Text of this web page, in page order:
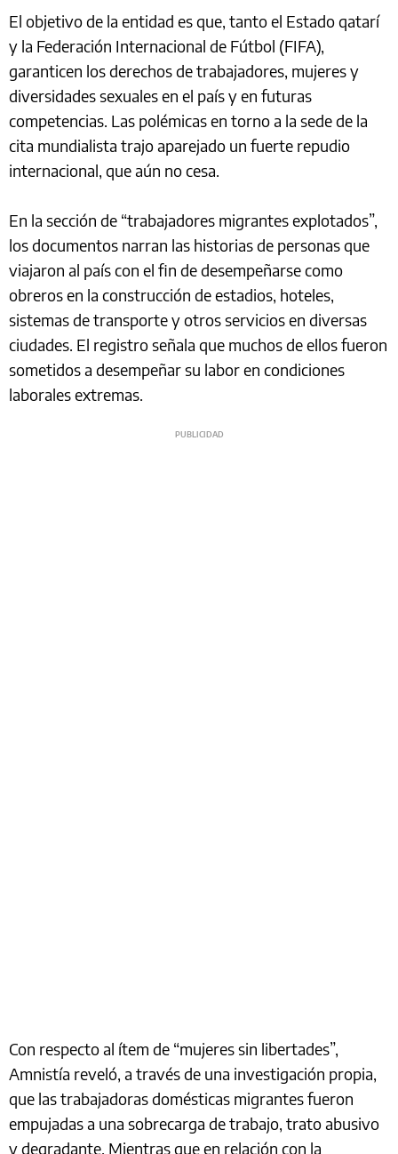
El objetivo de la entidad es que, tanto el Estado qatarí
y la Federación Internacional de Fútbol (FIFA),
garanticen los derechos de trabajadores, mujeres y
diversidades sexuales en el país y en futuras
competencias. Las polémicas en torno a la sede de la
cita mundialista trajo aparejado un fuerte repudio
internacional, que aún no cesa.
En la sección de “trabajadores migrantes explotados”,
los documentos narran las historias de personas que
viajaron al país con el fin de desempeñarse como
obreros en la construcción de estadios, hoteles,
sistemas de transporte y otros servicios en diversas
ciudades. El registro señala que muchos de ellos fueron
sometidos a desempeñar su labor en condiciones
laborales extremas.
Con respecto al ítem de “mujeres sin libertades”,
Amnistía reveló, a través de una investigación propia,
que las trabajadoras domésticas migrantes fueron
empujadas a una sobrecarga de trabajo, trato abusivo
y degradante. Mientras que en relación con la